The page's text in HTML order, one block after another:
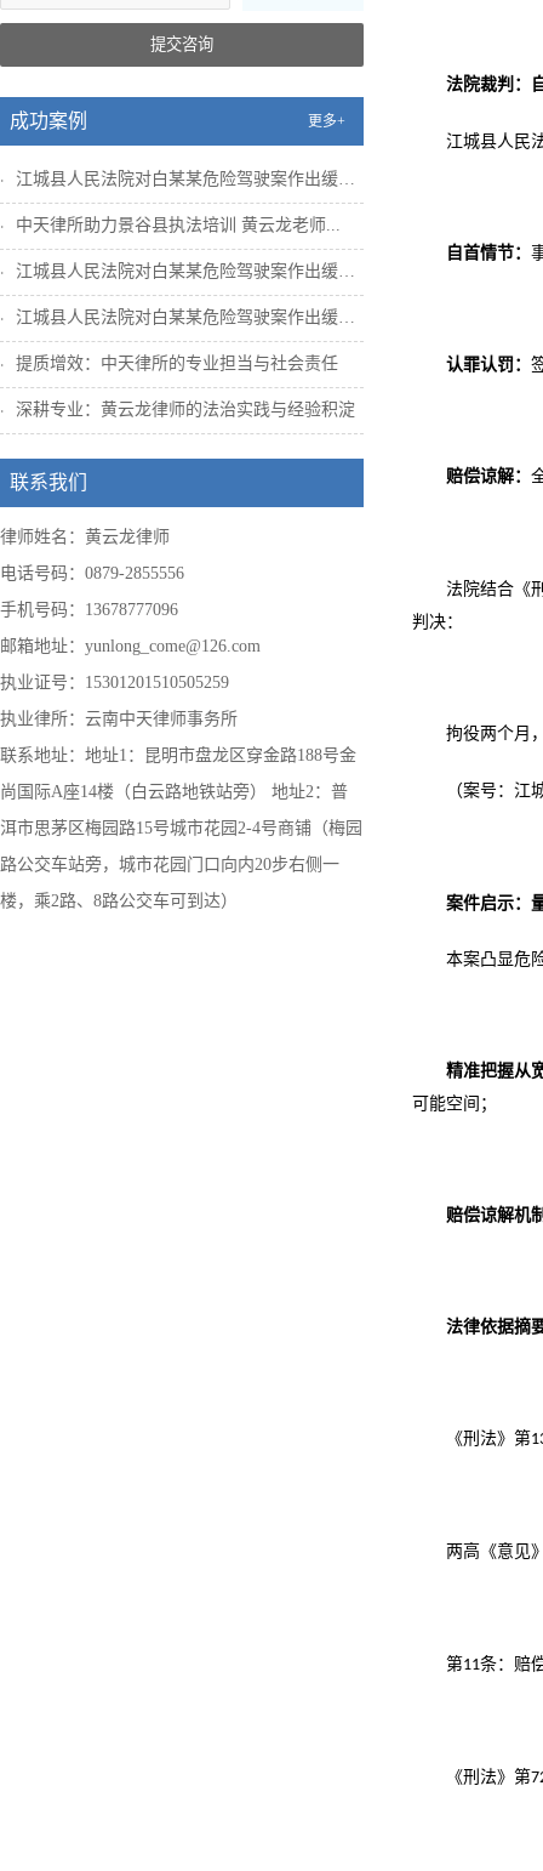
提交咨询
成功案例 更多+
江城县人民法院对白某某危险驾驶案作出缓刑...
中天律所助力景谷县执法培训 黄云龙老师...
江城县人民法院对白某某危险驾驶案作出缓刑...
江城县人民法院对白某某危险驾驶案作出缓刑...
提质增效：中天律所的专业担当与社会责任
深耕专业：黄云龙律师的法治实践与经验积淀
联系我们
律师姓名：黄云龙律师
电话号码：0879-2855556
手机号码：13678777096
邮箱地址：yunlong_come@126.com
执业证号：15301201510505259
执业律所：云南中天律师事务所
联系地址：地址1：昆明市盘龙区穿金路188号金
尚国际A座14楼（白云路地铁站旁） 地址2：普
洱市思茅区梅园路15号城市花园2-4号商铺（梅园
路公交车站旁，城市花园门口向内20步右侧一
楼，乘2路、8路公交车可到达）
法院裁判：
江城县人民
自首情节：
认罪认罚：
赔偿谅解：
法院结合《
判决：
拘役两个月
（案号：江
案件启示：
本案凸显危
精准把握从
可能空间；
赔偿谅解机
法律依据摘
《刑法》第
两高《意见
第11条：赔
《刑法》第